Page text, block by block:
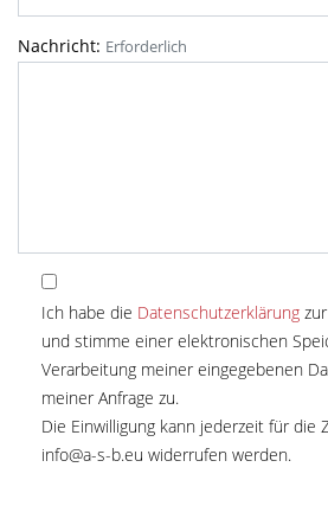
Nachricht: Erforderlich
Ich habe die Datenschutzerklärung
und stimme einer elektronischen
Verarbeitung meiner eingegebenen
meiner Anfrage zu.
Die Einwilligung kann jederzeit für die
info@a-s-b.eu widerrufen werden.